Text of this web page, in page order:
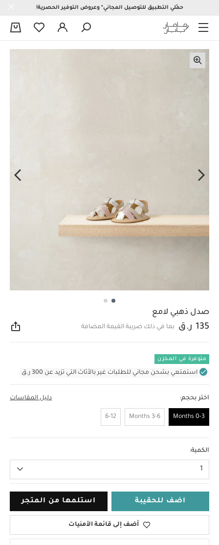
حمّلي التطبيق للتوصيل المجاني* وعروض التوفير الحصرية!
صدل ذهبي لامع
135 ر.ق بما في ذلك ضريبة القيمة المضافة
متوفرة في المخزن
استمتعي بشحن مجاني للطلبات غير بالأثاث التي تزيد عن 300 ر.ق
اختر بحجم: دليل المقاسات
0-3 Months
3-6 Months
6-12
الكمية:
1
اضف للحقيبة استلمها من المتجر
أضف إلى قائمة الأمنيات